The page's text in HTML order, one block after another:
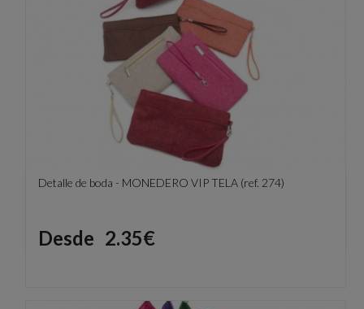
Detalle de boda - MONEDERO VIP TELA (ref. 274)
Precio
Desde 2.35€